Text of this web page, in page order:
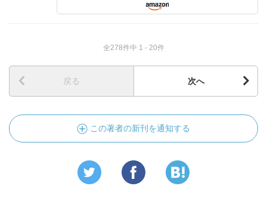
全278件中 1 - 20件
戻る 次へ
この著者の新刊を通知する